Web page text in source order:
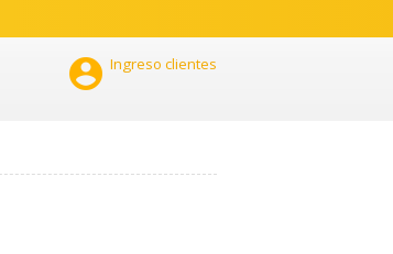
 Ingreso clientes